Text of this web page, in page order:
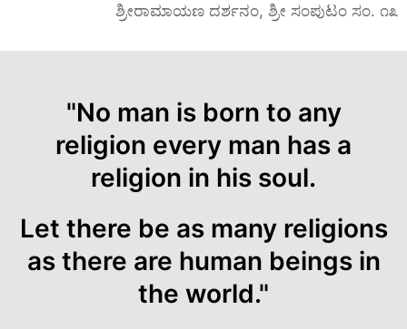
ಶ್ರೀರಾಮಾಯಣ ದರ್ಶನಂ, ಶ್ರೀ ಸಂಪುಟಂ ಸಂ. ೧೩
"No man is born to any
religion every man has a
religion in his soul.
Let there be as many religions
as there are human beings in
the world."